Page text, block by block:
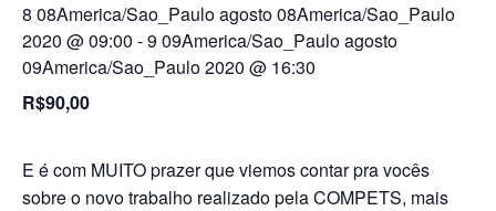
8 08America/Sao_Paulo agosto 08America/Sao_Paulo
2020 @ 09:00 -9 09America/Sao_Paulo agosto
09America/Sao_Paulo 2020 @ 16:30
R$90,00
E é com MUITO prazer que viemos contar pra vocês
sobre o novo trabalho realizado pela COMPETS, mais